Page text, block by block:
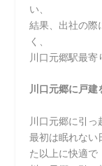
い、
結果、出社の際
く、
川口元郷駅最寄
川口元郷に戸建
川口元郷に引っ
最初は眠れない
た以上に快適で